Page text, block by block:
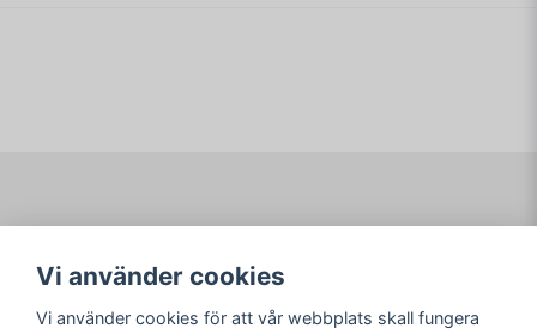
Köpvillkor
Logga in
Glömt lösenord?
Vi använder cookies
Vi använder cookies för att vår webbplats skall fungera